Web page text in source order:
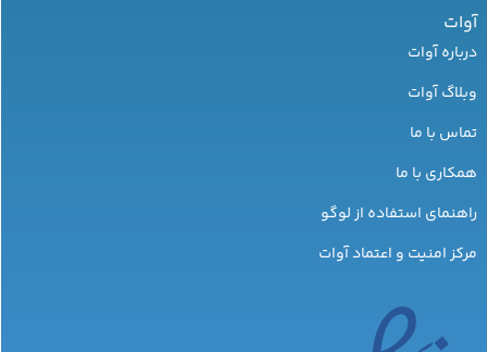
آوات
درباره آوات
وبلاگ آوات
تماس با ما
همکاری با ما
راهنمای استفاده از لوگو
مرکز امنیت و اعتماد آوات